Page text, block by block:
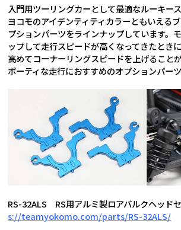
入門用ツーリングカーとして最適なルーキー
ヨコモのアイデンティティカラーともいえる
プションパーツをラインナップしています。
ップして走行スピードが高くなってきたとき
高めてコーナーリングスピードを上げること
ポーティな走行におすすめのオプションパー
RS-32ALS RS用アルミ製ロアバルクヘッド
s://teamyokomo.com/parts/RS-32ALS/